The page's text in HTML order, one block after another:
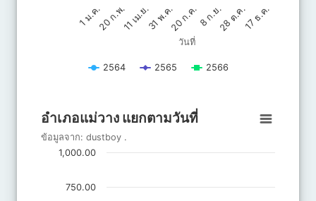
วันที่
1 ม.ค. 20 ก.ค.
20 ก.พ.11 เม.ย.31 พ.ค. 8 ก.ย.28 ต.ค.17 ธ.ค.
2564 2565 2566
อำเภอแม่วาง แยกตามวันที่
Line chart with 3 lines.
ข้อมูลจาก: dustboy .
อำเภอแม่วาง แยกตามวันที่
ข้อมูลจาก: dustboy .
750.00
1,000.00